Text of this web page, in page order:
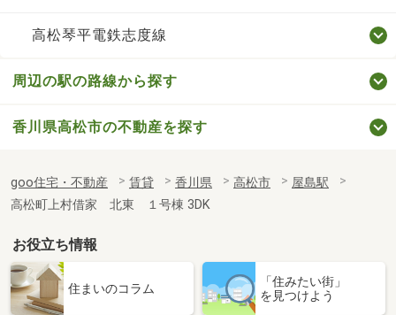
高松琴平電鉄志度線
周辺の駅の路線から探す
香川県高松市の不動産を探す
goo住宅・不動産 賃貸 香川県 高松市
屋島駅
高松町上村借家 北東 １号棟 3DK
お役立ち情報
住まいのコラム
「住みたい街」
を見つけよう